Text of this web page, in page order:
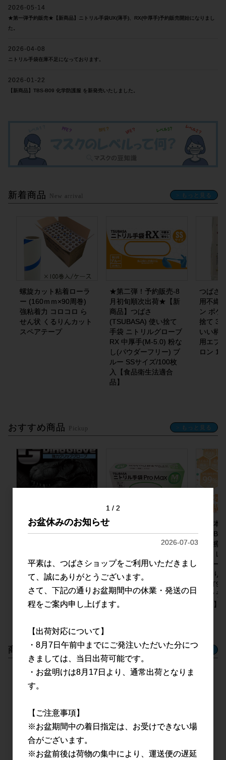
2026-05-14
★第一弾予約販売★【新商品】ニトリル手袋UX(薄手)、RX(中厚手)予約販売開始になりまし
た。
2026-04-08
ニトリル手袋在庫不足になっております。
2026-01-22
【新商品】TBS-B09 化学防護服 を新発売いたしました。
新着商品 > もっと見る
螺旋カット粘着ローラ
ー (160ｍｍ×90周巻)
強粘着力 コロコロ ら
せん状 くるりんカット
スペアテープ
★第二弾！予約販売-8
月初旬順次出荷★【新
商品】つばさ
(TSUBASA) 使い捨て
手袋 ニトリルグローブ
RX 中厚手(M-5.0) 粉な
し(パウダーフリー) ブ
ルー SSサイズ/100枚
入【食品衛生法適合
品】
つばさ
用不織
ン ポケ
捨て 3
いい柄
用エプ
ロン
おすすめ商品 > もっと見る
つばさ(Tsubasa) ダイ
ノグローブ メカニック
ップグローブ パウダー
フリー 油仕事 車整備
DIY作業 ガーデニング
ダイノグローブ 50枚入
Lサイズ
袋 ProMax ロングタイ
プ 厚手 使い捨て手袋
ー) ブルー Ｍサイズ 50
枚入
【日本
産医療
スク
フリー
枚入り
JIS
ク ク
格品】
商品一覧 Product > もっと見る
プラスチック手袋
1 2
お盆休みのお知らせ
2026-07-03
平素は、つばさショップをご利用いただきまし
て、誠にありがとうございます。
さて、下記の通りお盆期間中の休業・発送の日
程をご案内申し上げます。
【出荷対応について】
・8月7日午前中までにご発注いただいた分につ
きましては、当日出荷可能です。
・お盆明けは8月17日より、通常出荷となりま
す。
【ご注意事項】
※お盆期間中の着日指定は、お受けできない場
合がございます。
※お盆前後は荷物の集中により、運送便の遅延